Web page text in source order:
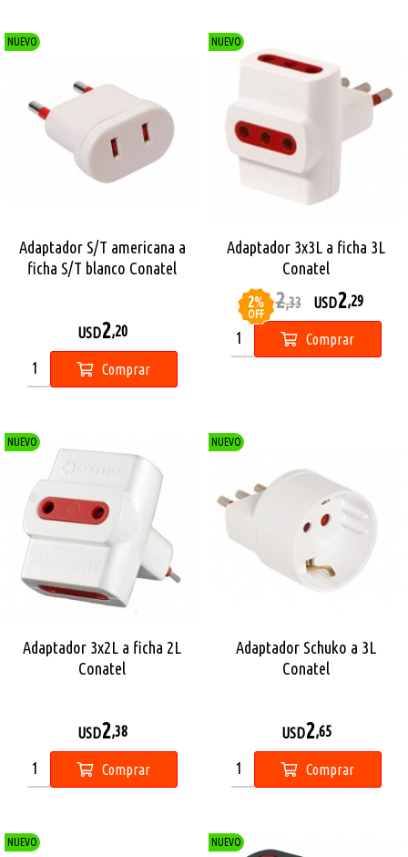
NUEVO
Adaptador S/T americana a
ficha S/T blanco Conatel
USD2,20
Comprar
NUEVO
Adaptador 3x3L a ficha 3L
Conatel
2%
OFF
USD2,33 USD2,29
Comprar
NUEVO
Adaptador 3x2L a ficha 2L
Conatel
USD2,38
Comprar
NUEVO
Adaptador Schuko a 3L
Conatel
USD2,65
Comprar
NUEVO NUEVO